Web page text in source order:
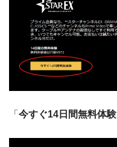
「 今すぐ14日間無料体験